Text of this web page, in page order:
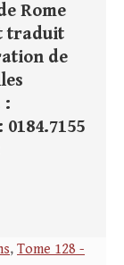
Rome
traduit
de
:
, Tome 128 -